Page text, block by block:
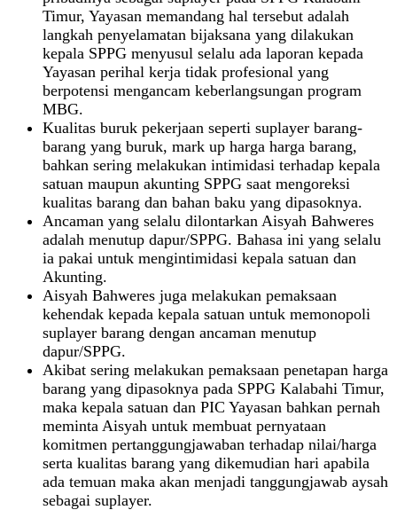
Timur, Yayasan memandang hal tersebut adalah
langkah penyelamatan bijaksana yang dilakukan
kepala SPPG menyusul selalu ada laporan kepada
Yayasan perihal kerja tidak profesional yang
berpotensi mengancam keberlangsungan program
MBG.
Kualitas buruk pekerjaan seperti suplayer barang-
barang yang buruk, mark up harga harga barang,
bahkan sering melakukan intimidasi terhadap kepala
satuan maupun akunting SPPG saat mengoreksi
kualitas barang dan bahan baku yang dipasoknya.
Ancaman yang selalu dilontarkan Aisyah Bahweres
adalah menutup dapur/SPPG. Bahasa ini yang selalu
ia pakai untuk mengintimidasi kepala satuan dan
Akunting.
Aisyah Bahweres juga melakukan pemaksaan
kehendak kepada kepala satuan untuk memonopoli
suplayer barang dengan ancaman menutup
dapur/SPPG.
Akibat sering melakukan pemaksaan penetapan harga
barang yang dipasoknya pada SPPG Kalabahi Timur,
maka kepala satuan dan PIC Yayasan bahkan pernah
meminta Aisyah untuk membuat pernyataan
komitmen pertanggungjawaban terhadap nilai/harga
serta kualitas barang yang dikemudian hari apabila
ada temuan maka akan menjadi tanggungjawab aysah
sebagai suplayer.